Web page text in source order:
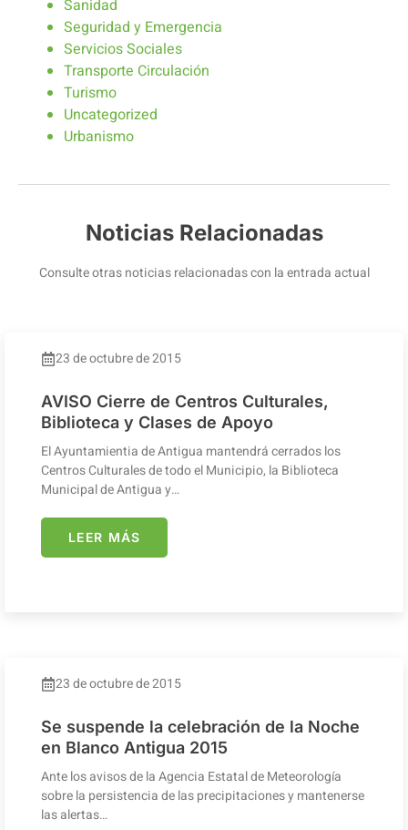
Sanidad
Seguridad y Emergencia
Servicios Sociales
Transporte Circulación
Turismo
Uncategorized
Urbanismo
Noticias Relacionadas
Consulte otras noticias relacionadas con la entrada actual
23 de octubre de 2015
AVISO Cierre de Centros Culturales,
Biblioteca y Clases de Apoyo
El Ayuntamientia de Antigua mantendrá cerrados los
Centros Culturales de todo el Municipio, la Biblioteca
Municipal de Antigua y…
LEER MÁS
23 de octubre de 2015
Se suspende la celebración de la Noche
en Blanco Antigua 2015
Ante los avisos de la Agencia Estatal de Meteorología
sobre la persistencia de las precipitaciones y mantenerse
las alertas…